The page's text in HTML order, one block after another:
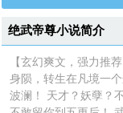
绝武帝尊小说简介
【玄幻爽文，强力推
身陨，转生在凡境一
波澜！ 天才？妖孽？